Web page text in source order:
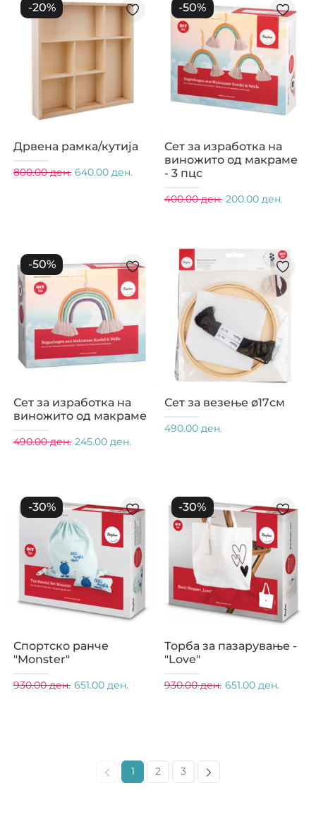
-20%
Дрвена рамка/кутија
800.00 ден. 640.00 ден.
-50%
Сет за изработка на
виножито од макраме
- 3 пцс
400.00 ден. 200.00 ден.
-50%
Сет за изработка на
виножито од макраме
490.00 ден. 245.00 ден.
Сет за везење ø17см
490.00 ден.
-30%
Спортско ранче
"Monster"
930.00 ден. 651.00 ден.
-30%
Торба за пазарување -
"Love"
930.00 ден. 651.00 ден.
1 2 3